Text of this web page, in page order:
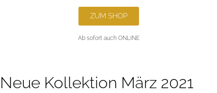
ZUM SHOP
Ab sofort auch ONLINE
Neue Kollektion März 2021